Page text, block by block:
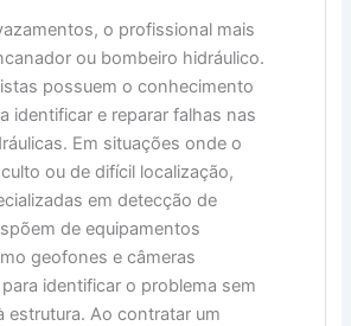
o profissional mais
ou bombeiro hidráulico.
possuem o conhecimento
identificar e reparar falhas nas
Em situações onde o
ou de difícil localização,
em detecção de
de equipamentos
geofones e câmeras
identificar o problema sem
estrutura. Ao contratar um